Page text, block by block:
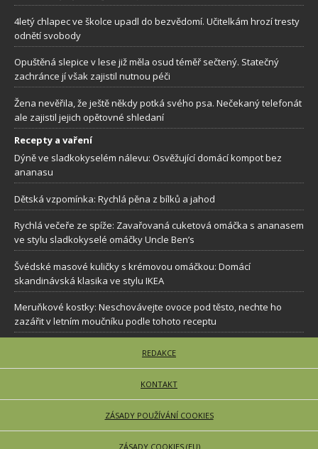
4letý chlapec ve školce upadl do bezvědomí. Učitelkám hrozí tresty
odnětí svobody
Opuštěná slepice v lese již měla osud téměř sečtený. Statečný
zachránce jí však zajistil nutnou péči
Žena nevěřila, že ještě někdy potká svého psa. Nečekaný telefonát
ale zajistil jejich opětovné shledaní
Recepty a vaření
Dýně ve sladkokyselém nálevu: Osvěžující domácí kompot bez
ananasu
Dětská vzpomínka: Rychlá pěna z bílků a jahod
Rychlá večeře ze spíže: Zavařovaná cuketová omáčka s ananasem
ve stylu sladkokyselé omáčky Uncle Ben’s
Švédské masové kuličky s krémovou omáčkou: Domácí
skandinávská klasika ve stylu IKEA
Meruňkové kostky: Neschovávejte ovoce pod těsto, nechte ho
zazářit v letním moučníku podle tohoto receptu
REDAKCE
KONTAKT
ZÁSADY POUŽÍVÁNÍ COOKIES
ZÁSADY COOKIES (EU)